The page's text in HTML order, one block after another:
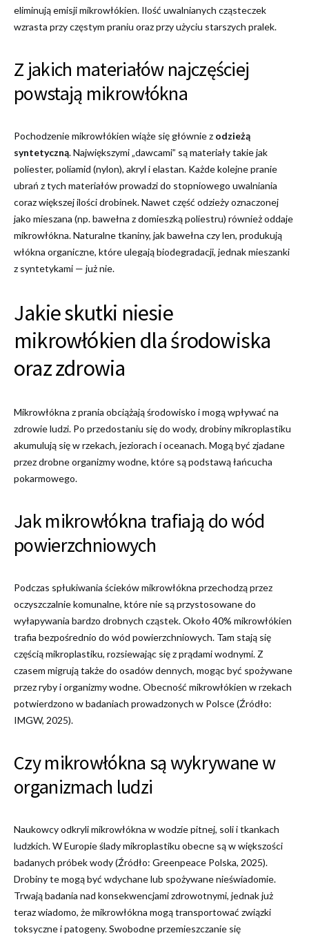
eliminują emisji mikrowłókien. Ilość uwalnianych cząsteczek
wzrasta przy częstym praniu oraz przy użyciu starszych pralek.
Z jakich materiałów najczęściej
powstają mikrowłókna
Pochodzenie mikrowłókien wiąże się głównie z odzieżą
syntetyczną. Największymi „dawcami” są materiały takie jak
poliester, poliamid (nylon), akryl i elastan. Każde kolejne pranie
ubrań z tych materiałów prowadzi do stopniowego uwalniania
coraz większej ilości drobinek. Nawet część odzieży oznaczonej
jako mieszana (np. bawełna z domieszką poliestru) również oddaje
mikrowłókna. Naturalne tkaniny, jak bawełna czy len, produkują
włókna organiczne, które ulegają biodegradacji, jednak mieszanki
z syntetykami — już nie.
Jakie skutki niesie
mikrowłókien dla środowiska
oraz zdrowia
Mikrowłókna z prania obciążają środowisko i mogą wpływać na
zdrowie ludzi. Po przedostaniu się do wody, drobiny mikroplastiku
akumulują się w rzekach, jeziorach i oceanach. Mogą być zjadane
przez drobne organizmy wodne, które są podstawą łańcucha
pokarmowego.
Jak mikrowłókna trafiają do wód
powierzchniowych
Podczas spłukiwania ścieków mikrowłókna przechodzą przez
oczyszczalnie komunalne, które nie są przystosowane do
wyłapywania bardzo drobnych cząstek. Około 40% mikrowłókien
trafia bezpośrednio do wód powierzchniowych. Tam stają się
częścią mikroplastiku, rozsiewając się z prądami wodnymi. Z
czasem migrują także do osadów dennych, mogąc być spożywane
przez ryby i organizmy wodne. Obecność mikrowłókien w rzekach
potwierdzono w badaniach prowadzonych w Polsce (Źródło:
IMGW, 2025).
Czy mikrowłókna są wykrywane w
organizmach ludzi
Naukowcy odkryli mikrowłókna w wodzie pitnej, soli i tkankach
ludzkich. W Europie ślady mikroplastiku obecne są w większości
badanych próbek wody (Źródło: Greenpeace Polska, 2025).
Drobiny te mogą być wdychane lub spożywane nieświadomie.
Trwają badania nad konsekwencjami zdrowotnymi, jednak już
teraz wiadomo, że mikrowłókna mogą transportować związki
toksyczne i patogeny. Swobodne przemieszczanie się